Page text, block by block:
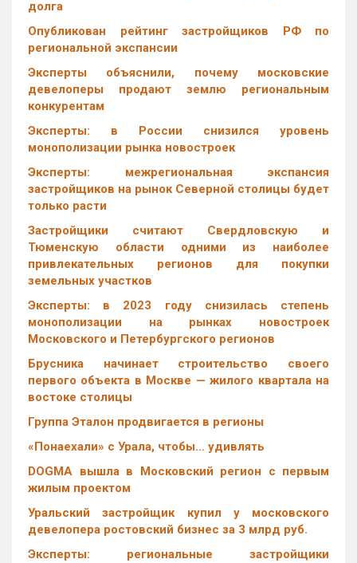
долга
Опубликован рейтинг застройщиков РФ по
региональной экспансии
Эксперты объяснили, почему московские
девелоперы продают землю региональным
конкурентам
Эксперты: в России снизился уровень
монополизации рынка новостроек
Эксперты: межрегиональная экспансия
застройщиков на рынок Северной столицы будет
только расти
Застройщики считают Свердловскую и
Тюменскую области одними из наиболее
привлекательных регионов для покупки
земельных участков
Эксперты: в 2023 году снизилась степень
монополизации на рынках новостроек
Московского и Петербургского регионов
Брусника начинает строительство своего
первого объекта в Москве — жилого квартала на
востоке столицы
Группа Эталон продвигается в регионы
«Понаехали» с Урала, чтобы… удивлять
DOGMA вышла в Московский регион с первым
жилым проектом
Уральский застройщик купил у московского
девелопера ростовский бизнес за 3 млрд руб.
Эксперты: региональные застройщики